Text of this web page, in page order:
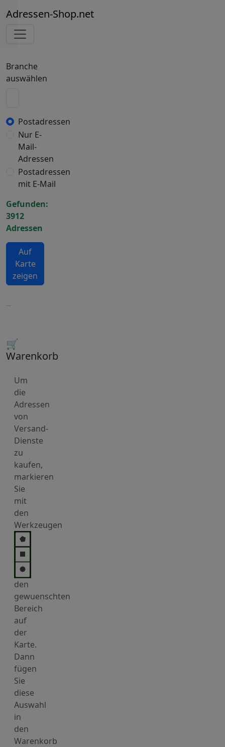
Adressen-Shop.net
Branche
auswählen
Postadressen
Nur E-
Mail-
Adressen
Postadressen
mit E-Mail
Gefunden:
3912
Adressen
Auf
Karte
zeigen
🛒
Warenkorb
Um
die
Adressen
von
Versand-
Dienste
zu
kaufen,
markieren
Sie
mit
den
Werkzeugen
den
gewuenschten
Bereich
auf
der
Karte.
Dann
fügen
Sie
diese
Auswahl
in
den
Warenkorb